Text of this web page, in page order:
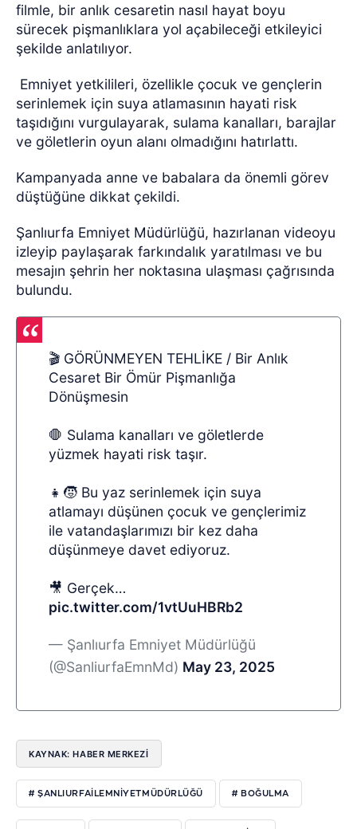
filmle, bir anlık cesaretin nasıl hayat boyu
sürecek pişmanlıklara yol açabileceği etkileyici
şekilde anlatılıyor.
Emniyet yetkilileri, özellikle çocuk ve gençlerin
serinlemek için suya atlamasının hayati risk
taşıdığını vurgulayarak, sulama kanalları, barajlar
ve göletlerin oyun alanı olmadığını hatırlattı.
Kampanyada anne ve babalara da önemli görev
düştüğüne dikkat çekildi.
Şanlıurfa Emniyet Müdürlüğü, hazırlanan videoyu
izleyip paylaşarak farkındalık yaratılması ve bu
mesajın şehrin her noktasına ulaşması çağrısında
bulundu.
🎬 GÖRÜNMEYEN TEHLİKE / Bir Anlık
Cesaret Bir Ömür Pişmanlığa
Dönüşmesin
🛑 Sulama kanalları ve göletlerde
yüzmek hayati risk taşır.
👧🧒 Bu yaz serinlemek için suya
atlamayı düşünen çocuk ve gençlerimiz
ile vatandaşlarımızı bir kez daha
düşünmeye davet ediyoruz.
🎥 Gerçek…
pic.twitter.com/1vtUuHBRb2
— Şanlıurfa Emniyet Müdürlüğü
(@SanliurfaEmnMd) May 23, 2025
KAYNAK: HABER MERKEZI
# ŞANLIURFAILEMNIYETMÜDÜRLÜĞÜ # BOĞULMA